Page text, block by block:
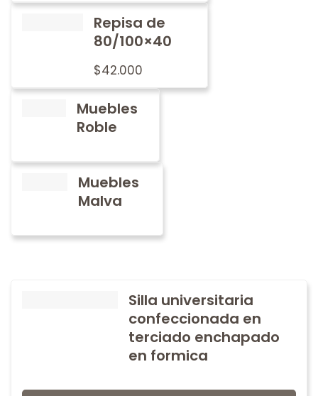
Repisa de
80/100×40
$42.000
Muebles
Roble
Muebles
Malva
Silla universitaria
confeccionada en
terciado enchapado
en formica